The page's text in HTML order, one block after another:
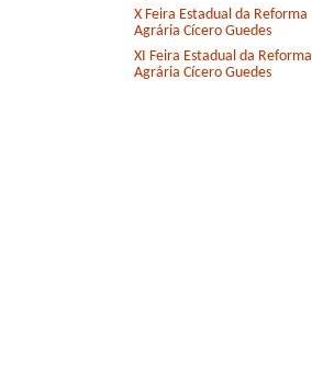
X Feira Estadual da Reforma
Agrária Cícero Guedes
XI Feira Estadual da Reforma
Agrária Cícero Guedes